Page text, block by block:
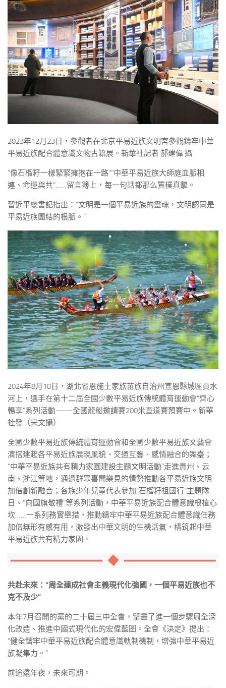
2023年12月23日，參觀者在北京平易近族文明宮參觀鑄牢中華
平易近族配合體意識文物古籍展。新華社記者 郝建偉 攝
“像石榴籽一樣緊緊擁抱在一路”“中華平易近族大師庭血脈相
連、命運與共”……留言簿上，每一句話都那么質樸真摯。
習近平總書記指出：“文明是一個平易近族的靈魂，文明認同是
平易近族團結的根脈。”
2024年8月10日，湖北省恩施土家族苗族自治州宣恩縣城區貢水
河上，選手在第十二屆全國少數平易近族傳統體育運動會“齊心
暢享”系列活動——全國龍船邀請賽200米直道賽預賽中。新華
社發（宋文攝）
全國少數平易近族傳統體育運動會和全國少數平易近族文藝會
演搭建起各平易近族展現風貌、交通互鑒、感情融合的舞臺；
“中華平易近族共有精力家園建設主題文明活動”走進貴州、云
南、浙江等地，通過群眾喜聞樂見的情勢推動各平易近族文明
加倍創新融合；各族少年兒童代表參加“石榴籽祖國行”主題隊
日、“向國旗敬禮”等系列活動，中華平易近族配合體意識根植心
坎……一系列務實舉措，推動鑄牢中華平易近族配合體意識任務
加倍無形有感有用，激發出中華文明的生機活氣，構筑起中華
平易近族共有精力家園。
共赴未來：“周全建成社會主義現代化強國，一個平易近族也不
克不及少”
本年7月召開的黨的二十屆三中全會，擘畫了進一個步驟周全深
化改造、推進中國式現代化的宏偉藍圖。全會《決定》提出：
“健全鑄牢中華平易近族配合體意識軌制機制，增強中華平易近
族凝集力。”
前途遠年夜，未來可期。